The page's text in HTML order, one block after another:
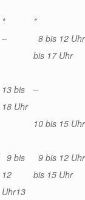
* *
– 8 bis 12 Uhr
bis 17 Uhr
13 bis
18 Uhr
–
10 bis 15 Uhr
9 bis
12
Uhr13
9 bis 12 Uhr
bis 15 Uhr